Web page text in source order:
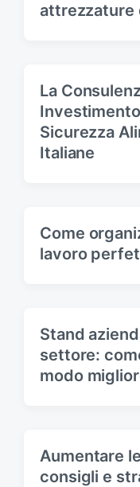
attrezzature
La
Sicurezza
Italiane
Come
lavoro
Stand
settore:
modo
Aumentare
consigli e